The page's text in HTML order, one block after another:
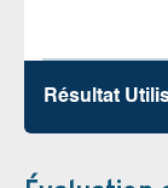
Résultat